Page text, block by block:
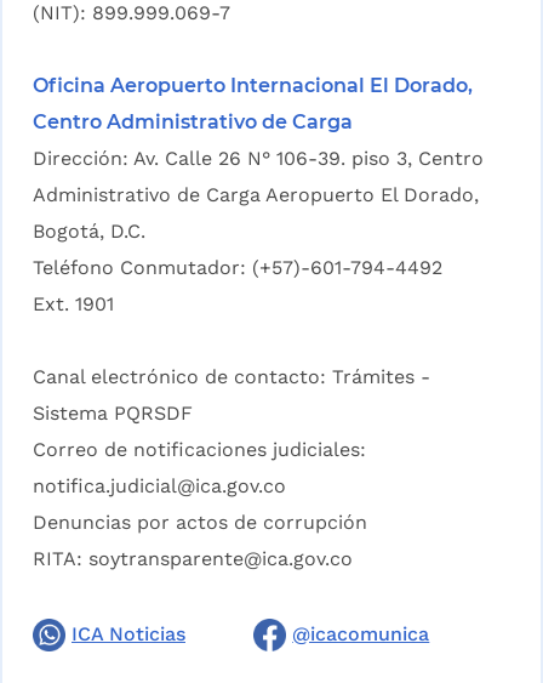
(NIT): 899.999.069-7
Oficina Aeropuerto Internacional El Dorado,
Centro Administrativo de Carga
Dirección: Av. Calle 26 N° 106-39. piso 3, Centro
Administrativo de Carga Aeropuerto El Dorado,
Bogotá, D.C.
Teléfono Conmutador: (+57)-601-794-4492
Ext. 1901
Canal electrónico de contacto: Trámites -
Sistema PQRSDF
Correo de notificaciones judiciales:
notifica.judicial@ica.gov.co
Denuncias por actos de corrupción
RITA: soytransparente@ica.gov.co
ICA Noticias @icacomunica